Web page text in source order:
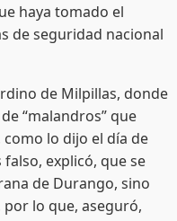
haya tomado el
de seguridad nacional
de Milpillas, donde
“malandros” que
lo dijo el día de
explicó, que se
de Durango, sino
lo que, aseguró,